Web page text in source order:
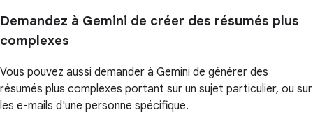
Demandez à Gemini de créer des résumés plus
complexes
Vous pouvez aussi demander à Gemini de générer des
résumés plus complexes portant sur un sujet particulier, ou sur
les e-mails d'une personne spécifique.